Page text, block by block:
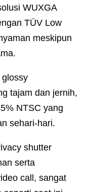
WUXGA
TÜV Low
meskipun
tajam dan jernih,
NTSC yang
sehari-hari.
shutter
serta
call, sangat